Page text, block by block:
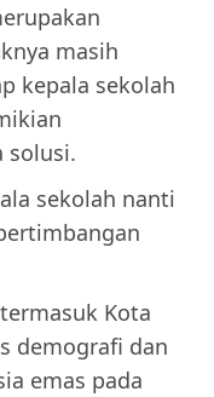
masih
kepala sekolah
solusi.
sekolah nanti
Kota
demografi dan
emas pada